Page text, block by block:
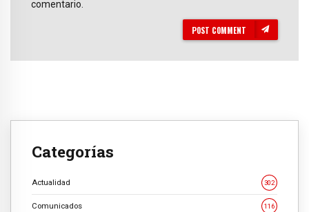
comentario.
POST COMMENT
Categorías
Actualidad 302
Comunicados 116